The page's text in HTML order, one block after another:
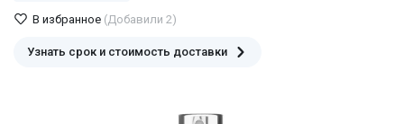
В избранное (Добавили 2)
Узнать срок и стоимость доставки